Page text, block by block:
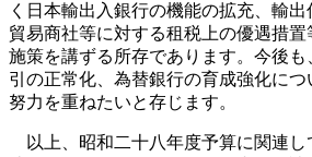
く日本輸出入銀行の機能の拡充、輸出
貿易商社等に対する租税上の優遇措
施策を講ずる所存であります。今後
引の正常化、為替銀行の育成強化に
努力を重ねたいと存じます。
以上、昭和二十八年度予算に関連し